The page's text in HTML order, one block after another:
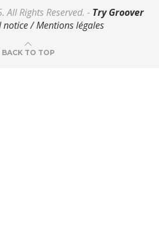
Rights Reserved. - Try Groover
notice / Mentions légales
BACK TO TOP